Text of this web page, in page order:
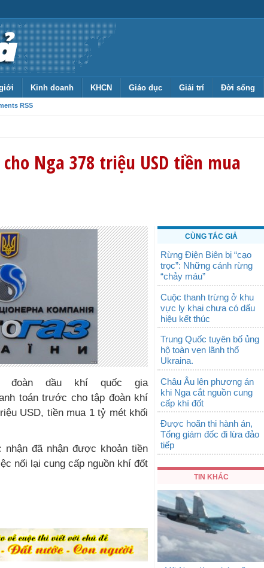
Kinh doanh KHCN Giáo dục Giải trí Đời sống
RSS
Nga 378 triệu USD tiền mua
đoàn dầu khí quốc gia
toán trước cho tập đoàn khí
USD, tiền mua 1 tỷ mét khối
nhận đã nhận được khoản tiền
nối lại cung cấp nguồn khí đốt
CÙNG TÁC GIẢ
Rừng Điện Biên bị “cạo
trọc”: Những cánh rừng
“chảy máu”
Cuộc thanh trừng ở khu
vực ly khai chưa có dấu
hiệu kết thúc
Trung Quốc tuyên bố ủng
hộ toàn vẹn lãnh thổ
Ukraina.
Châu Âu lên phương án
khi Nga cắt nguồn cung
cấp khí đốt
Được hoãn thi hành án,
Tổng giám đốc đi lừa đảo
tiếp
TIN KHÁC